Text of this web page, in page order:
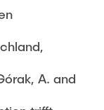
A. and